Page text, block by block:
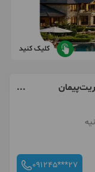
کلیک کنید
091245***27